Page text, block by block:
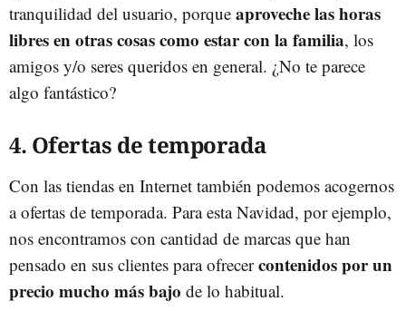
tranquilidad del usuario, porque aproveche las horas
libres en otras cosas como estar con la familia, los
amigos y/o seres queridos en general. ¿No te parece
algo fantástico?
4. Ofertas de temporada
Con las tiendas en Internet también podemos acogernos
a ofertas de temporada. Para esta Navidad, por ejemplo,
nos encontramos con cantidad de marcas que han
pensado en sus clientes para ofrecercontenidos por un
precio mucho más bajo de lo habitual.